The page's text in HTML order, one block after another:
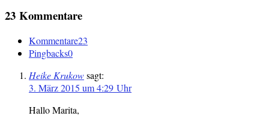
23 Kommentare
Kommentare23
Pingbacks0
Heike Krukowsagt:
3. März 2015 um 4:29 Uhr
Hallo Marita,